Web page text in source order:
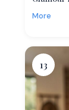
More
13